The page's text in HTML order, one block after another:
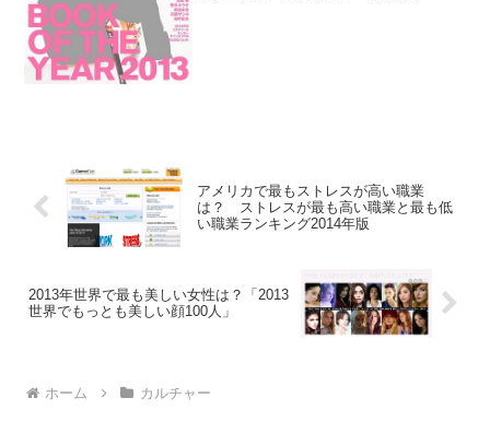
アメリカで最もストレスが高い職業
は？ ストレスが最も高い職業と最も低
い職業ランキング2014年版
2013年世界で最も美しい女性は？「2013
世界でもっとも美しい顔100人」
ホーム カルチャー